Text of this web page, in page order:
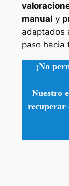
manual y
adaptados
paso hacia
¡No
Nuestro
recuperar